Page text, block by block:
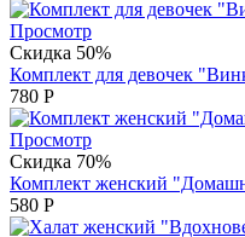
Просмотр
Скидка 50%
Комплект для девочек
780 Р
Просмотр
Скидка 70%
Комплект женский
580 Р